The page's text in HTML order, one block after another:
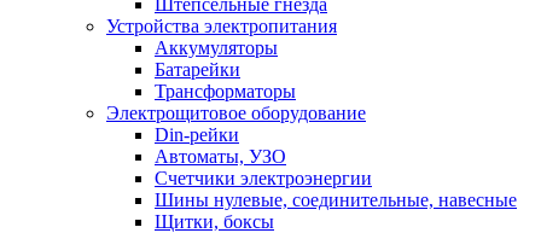
Устройства электропитания
Аккумуляторы
Батарейки
Трансформаторы
Электрощитовое оборудование
Din-рейки
Автоматы, УЗО
Счетчики электроэнергии
Шины нулевые, соединительные, навесные
Щитки, боксы